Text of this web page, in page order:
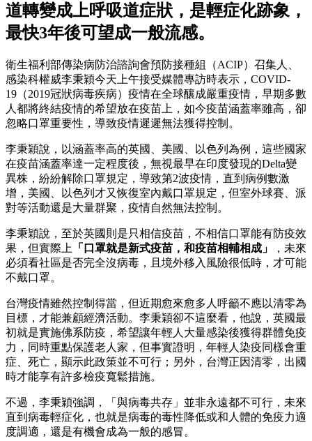
道轉變成上呼吸道症狀，是輕症化跡象，
最快3年後可望成一般流感。
衛生福利部傳染病防治諮詢會預防接種組（ACIP）召集人、
感染科權威李秉穎今天上午接受媒體專訪時表示，COVID-
19（2019冠狀病毒疾病）疫情在全球釀成嚴重疫情，早期多數
人都將終結疫情的希望放在疫苗上，如今疫苗涵蓋率雖高，卻
忽略口罩重要性，導致疫情遲遲無法獲得控制。
李秉穎說，以涵蓋率高的英國、美國、以色列為例，這些國家
在疫苗涵蓋率達一定程度後，無視最早在印度發現的Delta變
異株，紛紛解除口罩規定，導致第2波疫情，直到病例數激
增，美國、以色列才又恢復室內戴口罩規定，但室外球賽、派
對等活動還是大量群聚，疫情自然無法控制。
李秉穎說，至於英國則是只相信疫苗，不相信口罩能有防疫效
果，但實際上
「口罩就是新式疫苗，和疫苗相輔相成」
，未來
必須看社區是否完全沒病毒，且境外移入風險很低時，才可能
不戴口罩。
台灣疫情雖然控制得當，但近期愈來愈多人呼籲不應以清零為
目標，才能兼顧經濟活動。李秉穎卻不這麼看，他說，英國最
初就是實施佛系防疫，希望讓年輕人大量感染後獲得群體免疫
力，同時重點保護老人家，但事實證明，年輕人染疫同樣會重
症、死亡，顯示此政策並不可行；另外，台灣正因清零，出國
時才能享有許多檢疫寬鬆措施。
不過，李秉穎強調，「與病毒共存」並非永遠都不可行，未來
直到病毒輕症化，也就是病毒的毒性降低或和人體的免疫力適
度調適，還是有機會成為一般的感冒。